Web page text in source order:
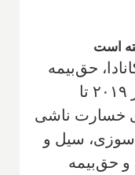
حق‌بیمه
خانه در این کشور بین دسامبر ۲۰۱۹ تا
ادعاهای خسارت ناشی
سیل و
و حق‌بیمه